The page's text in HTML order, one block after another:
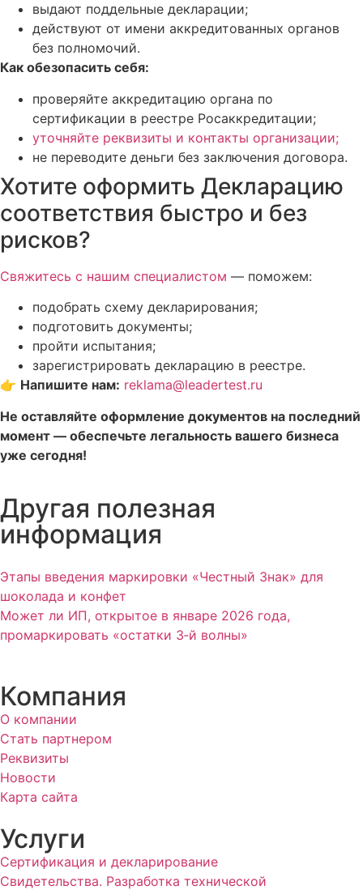
выдают поддельные декларации;
действуют от имени аккредитованных органов
без полномочий.
Как обезопасить себя:
проверяйте аккредитацию органа по
сертификации в реестре Росаккредитации;
уточняйте реквизиты и контакты организации;
не переводите деньги без заключения договора.
Хотите оформить Декларацию
соответствия быстро и без
рисков?
Свяжитесь с нашим специалистом — поможем:
подобрать схему декларирования;
подготовить документы;
пройти испытания;
зарегистрировать декларацию в реестре.
👉 Напишите нам: reklama@leadertest.ru
Не оставляйте оформление документов на последний
момент — обеспечьте легальность вашего бизнеса
уже сегодня!
Другая полезная
информация
Этапы введения маркировки «Честный Знак» для
шоколада и конфет
Может ли ИП, открытое в январе 2026 года,
промаркировать «остатки 3‑й волны»
Компания
О компании
Стать партнером
Реквизиты
Новости
Карта сайта
Услуги
Сертификация и декларирование
Свидетельства. Разработка технической